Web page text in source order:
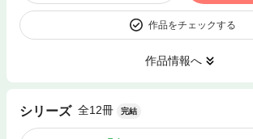
作品をチェックする
作品情報へ
シリーズ 全12冊 完結